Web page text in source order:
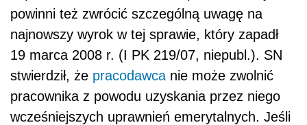
powinni też zwrócić szczególną uwagę na
najnowszy wyrok w tej sprawie, który zapadł
19 marca 2008 r. (I PK 219/07, niepubl.). SN
stwierdził, że pracodawca nie może zwolnić
pracownika z powodu uzyskania przez niego
wcześniejszych uprawnień emerytalnych. Jeśli